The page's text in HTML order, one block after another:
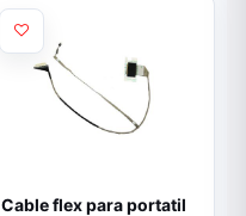
Cable flex para portatil